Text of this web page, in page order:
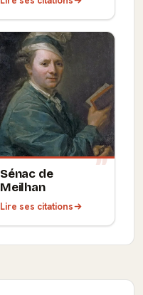
Sénac de
Meilhan
Lire ses citations